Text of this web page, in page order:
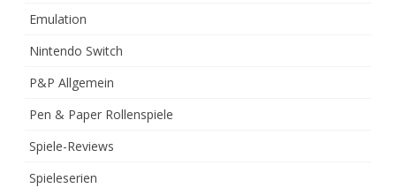
Emulation
Nintendo Switch
P&P Allgemein
Pen & Paper Rollenspiele
Spiele-Reviews
Spieleserien